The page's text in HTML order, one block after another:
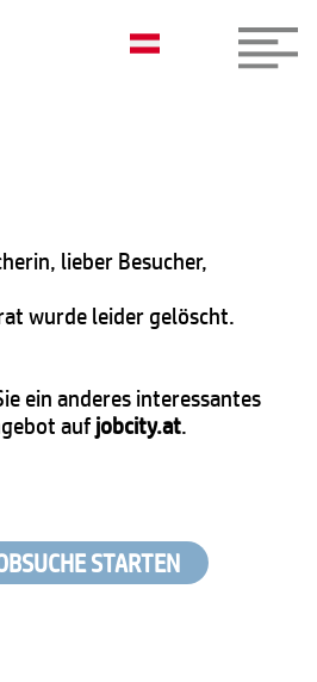
lieber Besucher,
wurde leider gelöscht.
ein anderes interessantes
aufjobcity.at.
STARTEN